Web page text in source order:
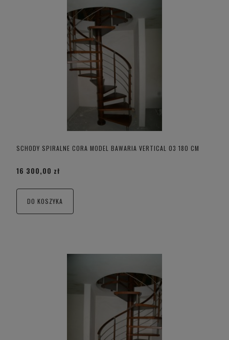
SCHODY SPIRALNE CORA MODEL BAWARIA VERTICAL 03 180 CM
16 300,00 zł
DO KOSZYKA